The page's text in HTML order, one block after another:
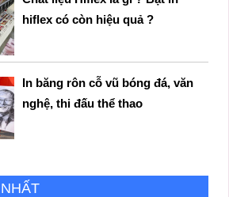
hiflex có còn hiệu quả ?
In băng rôn cỗ vũ bóng đá, văn
nghệ, thi đấu thể thao